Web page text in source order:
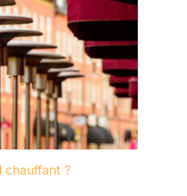
chauffant ?